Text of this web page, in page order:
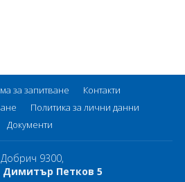
за запитване
Контакти
Политика за лични данни
Документи
Добрич 9300,
Димитър Петков 5